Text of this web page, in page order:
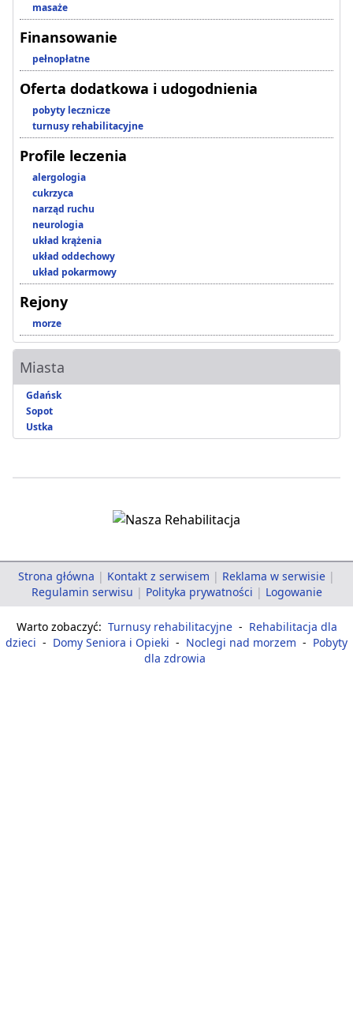
masaże
Finansowanie
pełnopłatne
Oferta dodatkowa i udogodnienia
pobyty lecznicze
turnusy rehabilitacyjne
Profile leczenia
alergologia
cukrzyca
narząd ruchu
neurologia
układ krążenia
układ oddechowy
układ pokarmowy
Rejony
morze
Miasta
Gdańsk
Sopot
Ustka
Strona główna | Kontakt z serwisem | Reklama w serwisie |
Regulamin serwisu | Polityka prywatności | Logowanie
Warto zobaczyć: Turnusy rehabilitacyjne - Rehabilitacja dla
dzieci - Domy Seniora i Opieki - Noclegi nad morzem - Pobyty
dla zdrowia